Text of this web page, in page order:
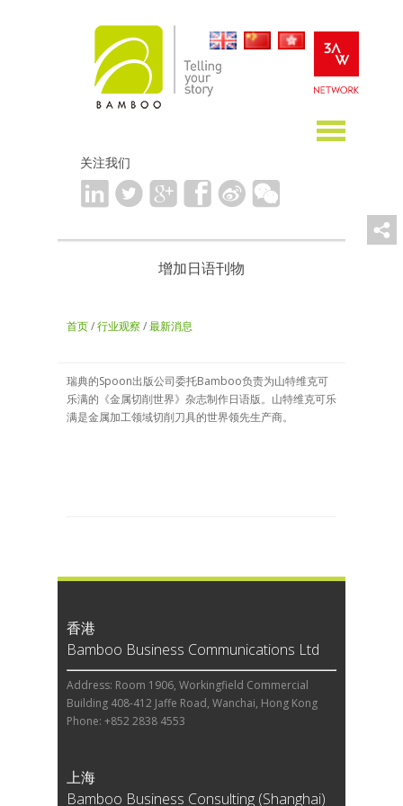
关注我们
增加日语刊物
首页/行业观察 /最新消息
瑞典的Spoon出版公司委托Bamboo负责为山特维克可
乐满的《金属切削世界》杂志制作日语版。山特维克可乐
满是金属加工领域切削刀具的世界领先生产商。
香港
Bamboo Business Communications Ltd
Address: Room 1906, Workingfield Commercial
Building 408-412 Jaffe Road, Wanchai, Hong Kong
Phone: +852 2838 4553
上海
Bamboo Business Consulting (Shanghai)